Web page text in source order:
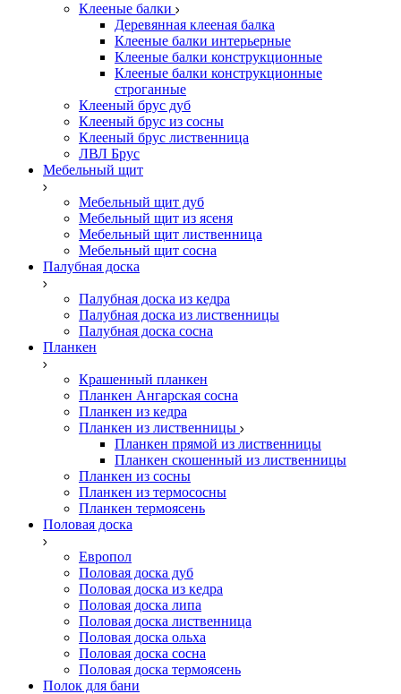
Клееные балки
Деревянная клееная балка
Клееные балки интерьерные
Клееные балки конструкционные
Клееные балки конструкционные
строганные
Клееный брус дуб
Клееный брус из сосны
Клееный брус лиственница
ЛВЛ Брус
Мебельный щит
Мебельный щит дуб
Мебельный щит из ясеня
Мебельный щит лиственница
Мебельный щит сосна
Палубная доска
Палубная доска из кедра
Палубная доска из лиственницы
Палубная доска сосна
Планкен
Крашенный планкен
Планкен Ангарская сосна
Планкен из кедра
Планкен из лиственницы
Планкен прямой из лиственницы
Планкен скошенный из лиственницы
Планкен из сосны
Планкен из термососны
Планкен термоясень
Половая доска
Европол
Половая доска дуб
Половая доска из кедра
Половая доска липа
Половая доска лиственница
Половая доска ольха
Половая доска сосна
Половая доска термоясень
Полок для бани